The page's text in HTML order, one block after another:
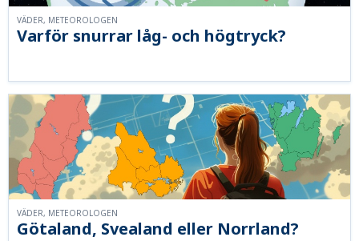
Varför snurrar låg- och högtryck?
VÄDER, METEOROLOGEN
Götaland, Svealand eller Norrland?
VÄDER, METEOROLOGEN